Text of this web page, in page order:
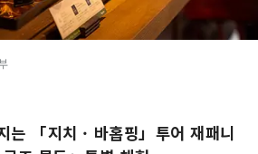
는 「지치 · 바홉핑」투어 재패니